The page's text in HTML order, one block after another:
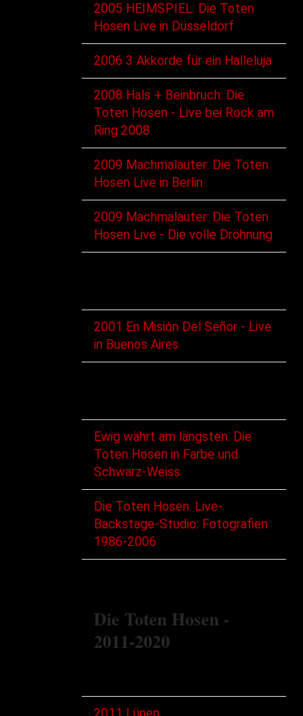
2005 HEIMSPIEL: Die Toten
Hosen Live in Düsseldorf
2006 3 Akkorde für ein Halleluja
2008 Hals + Beinbruch: Die
Toten Hosen - Live bei Rock am
Ring 2008
2009 Machmalauter: Die Toten
Hosen Live in Berlin
2009 Machmalauter: Die Toten
Hosen Live - Die volle Dröhnung
2001 En Misión Del Señor - Live
in Buenos Aires
Ewig währt am längsten. Die
Toten Hosen in Farbe und
Schwarz-Weiss
Die Toten Hosen. Live-
Backstage-Studio: Fotografien
1986-2006
Die Toten Hosen -
2011-2020